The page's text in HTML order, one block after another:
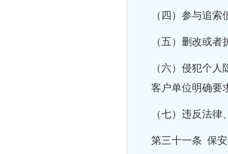
（四）参与追
（五）删改或
（六）侵犯个
客户单位明确要
（七）违反法
第三十一条 保